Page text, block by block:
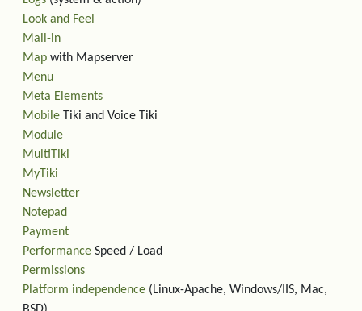
Look and Feel
Mail-in
Map with Mapserver
Menu
Meta Elements
Mobile Tiki and Voice Tiki
Module
MultiTiki
MyTiki
Newsletter
Notepad
Payment
Performance Speed / Load
Permissions
Platform independence (Linux-Apache, Windows/IIS, Mac,